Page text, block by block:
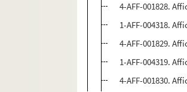
4-AFF-001828.
1-AFF-004318.
4-AFF-001829.
1-AFF-004319.
4-AFF-001830.